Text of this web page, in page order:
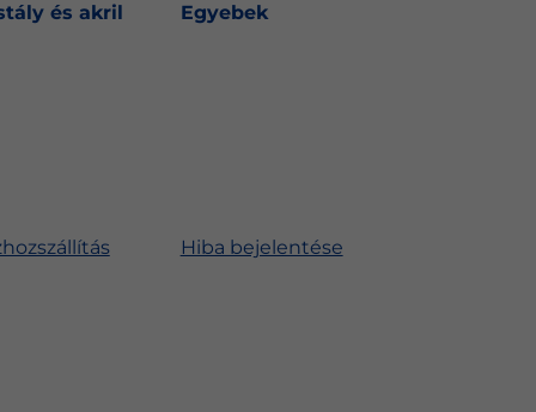
és akril
Egyebek
Hiba bejelentése